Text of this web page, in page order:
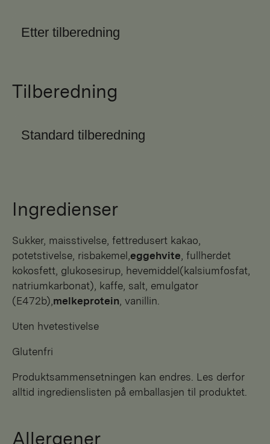
Etter tilberedning
Tilberedning
Standard tilberedning
Ingredienser
sukker, maisstivelse, fettredusert kakao,
potetstivelse, risbakemel,eggehvite , fullherdet
kokosfett, glukosesirup, hevemiddel(kalsiumfosfat,
natriumkarbonat), kaffe, salt, emulgator
(E472b), melkeprotein , vanillin.
Uten hvetestivelse
Glutenfri
Produktsammensetningen kan endres. Les derfor
alltid ingredienslisten på emballasjen til produktet.
Allergener